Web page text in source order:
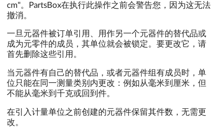
cm"。PartsBox在执行此操作之前会警告您，因为这无法
撤消。
一旦元器件被订单引用、用作另一个元器件的替代品或
成为元零件的成员，其单位就会被锁定。要更改它，请
首先删除这些引用。
当元器件有自己的替代品，或者元器件组有成员时，单
位只能在同一测量类别内更改：例如从毫米到厘米，但
不能从毫米到千克或回到件。
在引入计量单位之前创建的元器件保留其件数，无需更
改。